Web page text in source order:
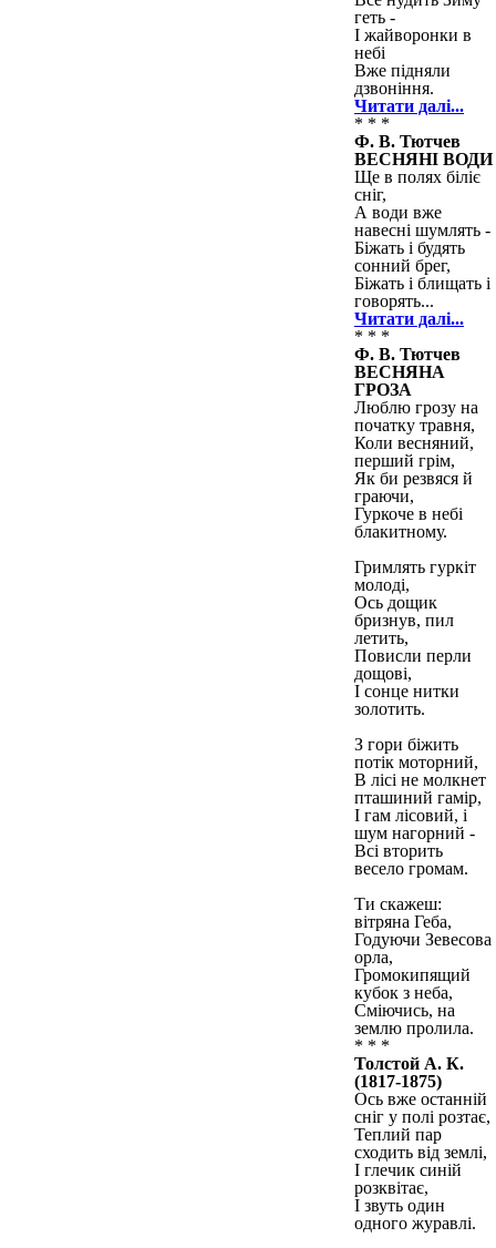
геть -
І жайворонки в
небі
Вже підняли
дзвоніння.
Читати далі...
* * *
Ф. В. Тютчев
ВЕСНЯНІ ВОДИ
Ще в полях біліє
сніг,
А води вже
навесні шумлять -
Біжать і будять
сонний брег,
Біжать і блищать і
говорять...
Читати далі...
* * *
Ф. В. Тютчев
ВЕСНЯНА
ГРОЗА
Люблю грозу на
початку травня,
Коли весняний,
перший грім,
Як би резвяся й
граючи,
Гуркоче в небі
блакитному.
Гримлять гуркіт
молоді,
Ось дощик
бризнув, пил
летить,
Повисли перли
дощові,
І сонце нитки
золотить.
З гори біжить
потік моторний,
В лісі не молкнет
пташиний гамір,
І гам лісовий, і
шум нагорний -
Всі вторить
весело громам.
Ти скажеш:
вітряна Геба,
Годуючи Зевесова
орла,
Громокипящий
кубок з неба,
Сміючись, на
землю пролила.
* * *
Толстой А. К.
(1817-1875)
Ось вже останній
сніг у полі розтає,
Теплий пар
сходить від землі,
І глечик синій
розквітає,
І звуть один
одного журавлі.